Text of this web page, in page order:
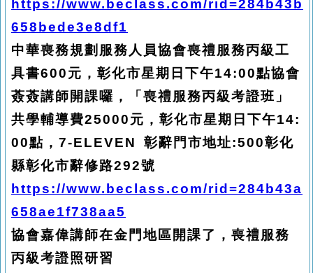
https://www.beclass.com/rid=284b43b
658bede3e8df1
中華喪務規劃服務人員協會喪禮服務丙級工
具書600元，彰化市星期日下午14:00點協會
薟薟講師開課囉，「喪禮服務丙級考證班」
共學輔導費25000元，彰化市星期日下午14:
00點，7-ELEVEN 彰辭門市地址:500彰化
縣彰化市辭修路292號
https://www.beclass.com/rid=284b43a
658ae1f738aa5
協會嘉偉講師在金門地區開課了，喪禮服務
丙級考證照研習